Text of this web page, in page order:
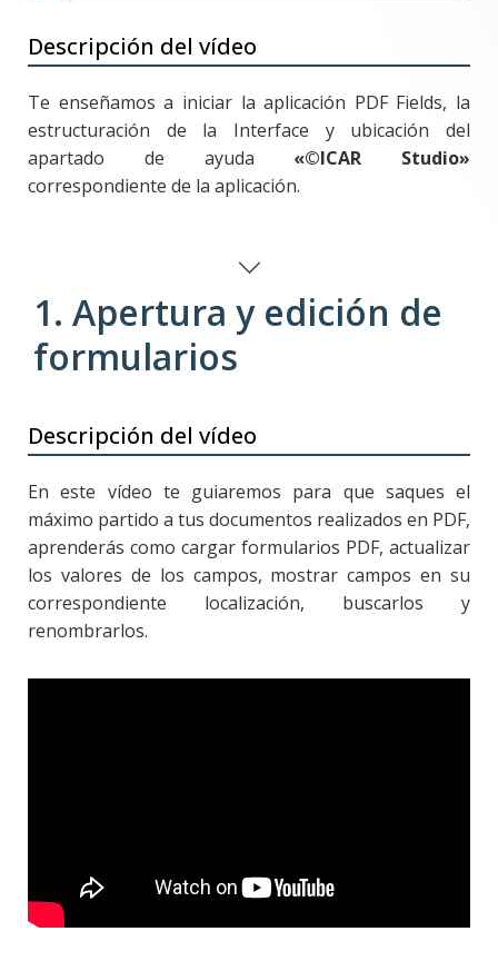
Descripción del vídeo
Te enseñamos a iniciar la aplicación PDF Fields, la
estructuración de la Interface y ubicación del
apartado de ayuda «©ICAR Studio»
correspondiente de la aplicación.
1. Apertura y edición de
formularios
Descripción del vídeo
En este vídeo te guiaremos para que saques el
máximo partido a tus documentos realizados en PDF,
aprenderás como cargar formularios PDF, actualizar
los valores de los campos, mostrar campos en su
correspondiente localización, buscarlos y
renombrarlos.